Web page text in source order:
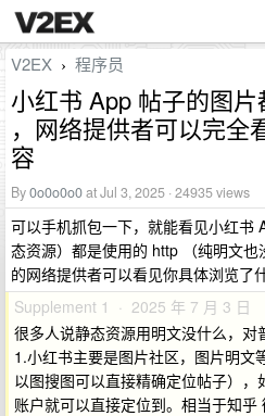
V2EX › 程序员
小红书 App 帖子的图
，网络提供者可以完全
容
By0o0o0o0at Jul 3, 2025 · 24935 views
可以手机抓包一下，就能看见小红书
态资源）都是使用的 http （纯明文
的网络提供者可以看见你具体浏览了
Supplement 1 · 2025 年 7 月 3 日
很多人说静态资源用明文没什么，对
1.小红书主要是图片社区，图片明文
以图搜图可以直接精确定位帖子）
账户就可以直接定位到。相当于知